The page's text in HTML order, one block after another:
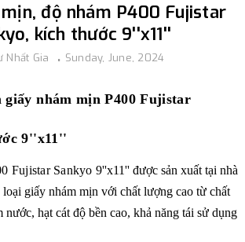
độ nhám P400 Fujistar
kích thước 9''x11''
Nhất Gia Sunday, June, 2024
giấy nhám mịn P400 Fujistar
9''x11''
Fujistar Sankyo 9''x11'' được sản xuất tại nhà
giấy nhám mịn với chất lượng cao từ chất
hạt cát độ bền cao, khả năng tái sử dụng